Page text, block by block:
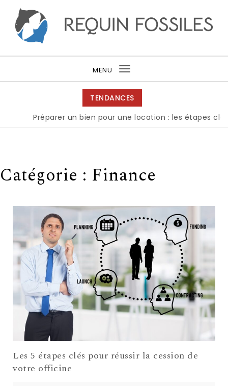
MENU
Toggle
navigation
TENDANCES
Préparer un bien pour une location : les étapes clés
Catégorie : Finance
Les 5 étapes clés pour réussir la cession de
votre officine